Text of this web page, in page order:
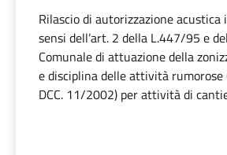
Rilascio di autorizzazione acustica
sensi dell’art. 2 della L.447/95 e
Comunale di attuazione della
e disciplina delle attività rumorose
DCC. 11/2002) per attività di